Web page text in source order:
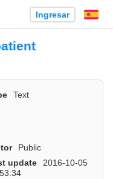
Ingresar
Text
Public
update
2016-10-05